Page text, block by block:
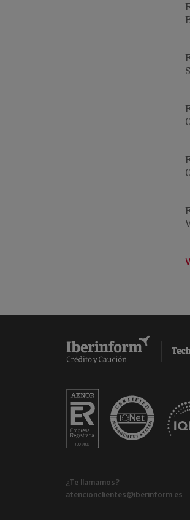
¿Te llamamos?
atencionclientes@iberinform.es